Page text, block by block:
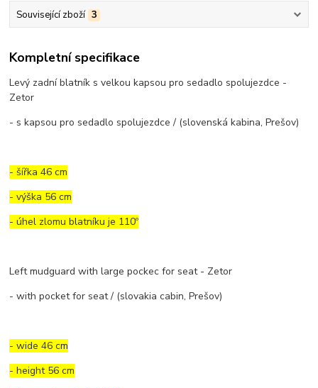
Související zboží 3
Kompletní specifikace
Levý zadní blatník s velkou kapsou pro sedadlo spolujezdce -
Zetor
- s kapsou pro sedadlo spolujezdce / (slovenská kabina, Prešov)
- šířka 46 cm
- výška 56 cm
- úhel zlomu blatníku je 110º
Left mudguard with large pockec for seat - Zetor
- with pocket for seat / (slovakia cabin, Prešov)
- wide 46 cm
- height 56 cm